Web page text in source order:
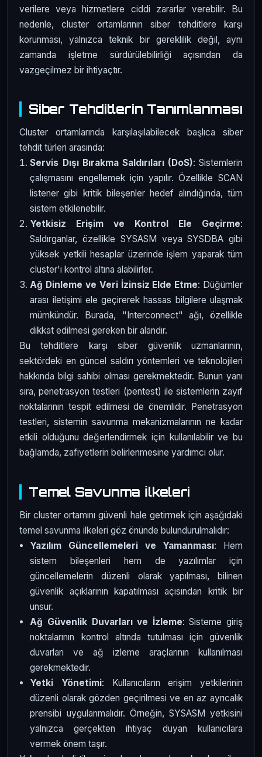
verilere veya hizmetlere ciddi zararlar verebilir. Bu
nedenle, cluster ortamlarının siber tehditlere karşı
korunması, yalnızca teknik bir gereklilik değil, aynı
zamanda işletme sürdürülebilirliği açısından da
vazgeçilmez bir ihtiyaçtır.
Siber Tehditlerin Tanımlanması
Cluster ortamlarında karşılaşılabilecek başlıca siber
tehdit türleri arasında:
Servis Dışı Bırakma Saldırıları (DoS): Sistemlerin
çalışmasını engellemek için yapılır. Özellikle SCAN
listener gibi kritik bileşenler hedef alındığında, tüm
sistem etkilenebilir.
Yetkisiz Erişim ve Kontrol Ele Geçirme:
Saldırganlar, özellikle SYSASM veya SYSDBA gibi
yüksek yetkili hesaplar üzerinde işlem yaparak tüm
cluster'ı kontrol altına alabilirler.
Ağ Dinleme ve Veri İzinsiz Elde Etme: Düğümler
arası iletişimi ele geçirerek hassas bilgilere ulaşmak
mümkündür. Burada, "Interconnect" ağı, özellikle
dikkat edilmesi gereken bir alandır.
Bu tehditlere karşı siber güvenlik uzmanlarının,
sektördeki en güncel saldırı yöntemleri ve teknolojileri
hakkında bilgi sahibi olması gerekmektedir. Bunun yanı
sıra, penetrasyon testleri (pentest) ile sistemlerin zayıf
noktalarının tespit edilmesi de önemlidir. Penetrasyon
testleri, sistemin savunma mekanizmalarının ne kadar
etkili olduğunu değerlendirmek için kullanılabilir ve bu
bağlamda, zafiyetlerin belirlenmesine yardımcı olur.
Temel Savunma İlkeleri
Bir cluster ortamını güvenli hale getirmek için aşağıdaki
temel savunma ilkeleri göz önünde bulundurulmalıdır:
Yazılım Güncellemeleri ve Yamanması: Hem
sistem bileşenleri hem de yazılımlar için
güncellemelerin düzenli olarak yapılması, bilinen
güvenlik açıklarının kapatılması açısından kritik bir
unsur.
Ağ Güvenlik Duvarları ve İzleme: Sisteme giriş
noktalarının kontrol altında tutulması için güvenlik
duvarları ve ağ izleme araçlarının kullanılması
gerekmektedir.
Yetki Yönetimi: Kullanıcıların erişim yetkilerinin
düzenli olarak gözden geçirilmesi ve en az ayrıcalık
prensibi uygulanmalıdır. Örneğin, SYSASM yetkisini
yalnızca gerçekten ihtiyaç duyan kullanıcılara
vermek önem taşır.